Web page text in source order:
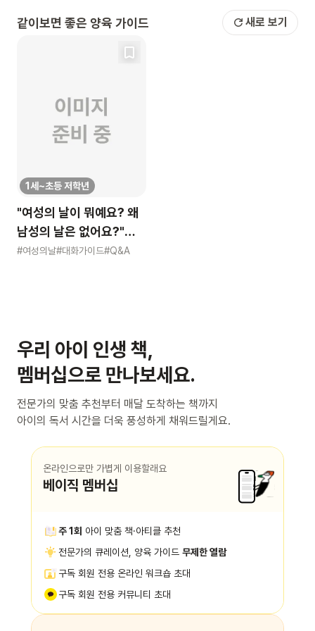
같이보면 좋은 양육 가이드 새로 보기
1세~초등 저학년
"여성의 날이 뭐예요? 왜
남성의 날은 없어요?"
묻는 어린이에게 이렇게
#여성의날#대화가이드#Q&A
우리 아이 인생 책,
멤버십으로 만나보세요.
전문가의 맞춤 추천부터 매달 도착하는 책까지
아이의 독서 시간을 더욱 풍성하게 채워드릴게요.
온라인으로만 가볍게 이용할래요
베이직 멤버십
주 1회 아이 맞춤 책·아티클 추천
전문가의 큐레이션, 양육 가이드 무제한 열람
구독 회원 전용 온라인 워크숍 초대
구독 회원 전용 커뮤니티 초대